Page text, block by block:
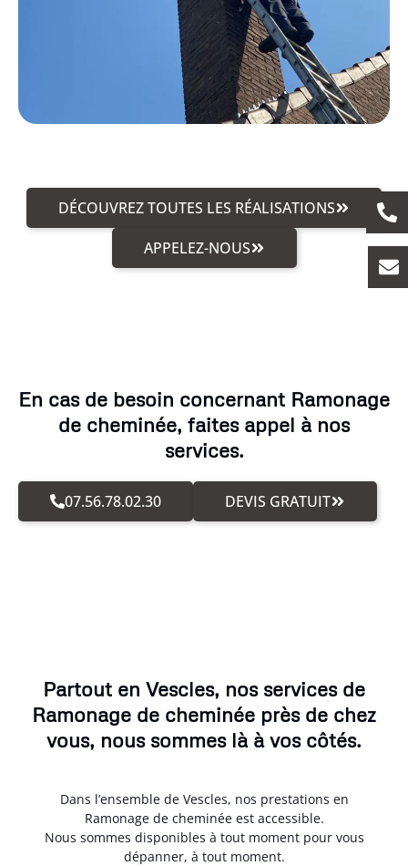
DÉCOUVREZ TOUTES LES RÉALISATIONS
APPELEZ-NOUS
En cas de besoin concernant Ramonage
de cheminée, faites appel à nos
services.
07.56.78.02.30 DEVIS GRATUIT
Partout en Vescles, nos services de
Ramonage de cheminée près de chez
vous, nous sommes là à vos côtés.
Dans l’ensemble de Vescles, nos prestations en
Ramonage de cheminée est accessible.
Nous sommes disponibles à tout moment pour vous
dépanner, à tout moment.